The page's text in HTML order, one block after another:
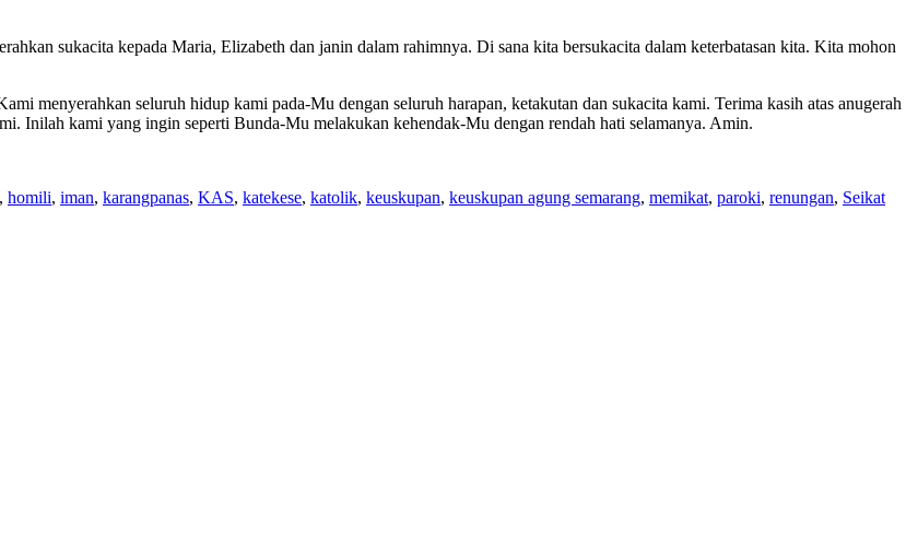
sukacita kepada Maria, Elizabeth dan janin dalam rahimnya. Di sana kita bersukacita dalam keterbatasan kita. Kita mohon
menyerahkan seluruh hidup kami pada-Mu dengan seluruh harapan, ketakutan dan sukacita kami. Terima kasih atas anugerah
Inilah kami yang ingin seperti Bunda-Mu melakukan kehendak-Mu dengan rendah hati selamanya. Amin.
, homili, iman, karangpanas, KAS, katekese, katolik, keuskupan, keuskupan agung semarang, memikat, paroki, renungan, Seikat